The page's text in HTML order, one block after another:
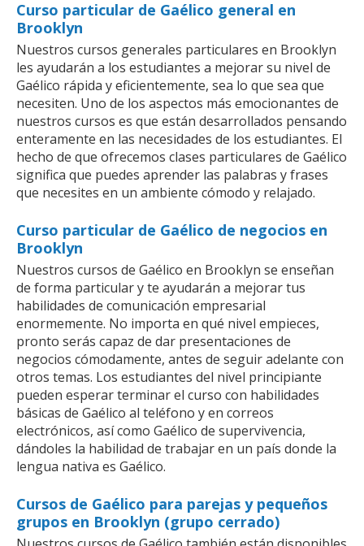
Curso particular de Gaélico general en
Brooklyn
Nuestros cursos generales particulares en Brooklyn
les ayudarán a los estudiantes a mejorar su nivel de
Gaélico rápida y eficientemente, sea lo que sea que
necesiten. Uno de los aspectos más emocionantes de
nuestros cursos es que están desarrollados pensando
enteramente en las necesidades de los estudiantes. El
hecho de que ofrecemos clases particulares de Gaélico
significa que puedes aprender las palabras y frases
que necesites en un ambiente cómodo y relajado.
Curso particular de Gaélico de negocios en
Brooklyn
Nuestros cursos de Gaélico en Brooklyn se enseñan
de forma particular y te ayudarán a mejorar tus
habilidades de comunicación empresarial
enormemente. No importa en qué nivel empieces,
pronto serás capaz de dar presentaciones de
negocios cómodamente, antes de seguir adelante con
otros temas. Los estudiantes del nivel principiante
pueden esperar terminar el curso con habilidades
básicas de Gaélico al teléfono y en correos
electrónicos, así como Gaélico de supervivencia,
dándoles la habilidad de trabajar en un país donde la
lengua nativa es Gaélico.
Cursos de Gaélico para parejas y pequeños
grupos en Brooklyn (grupo cerrado)